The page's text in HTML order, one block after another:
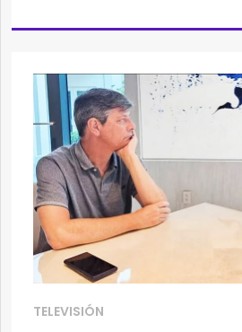
TELEVISIÓN